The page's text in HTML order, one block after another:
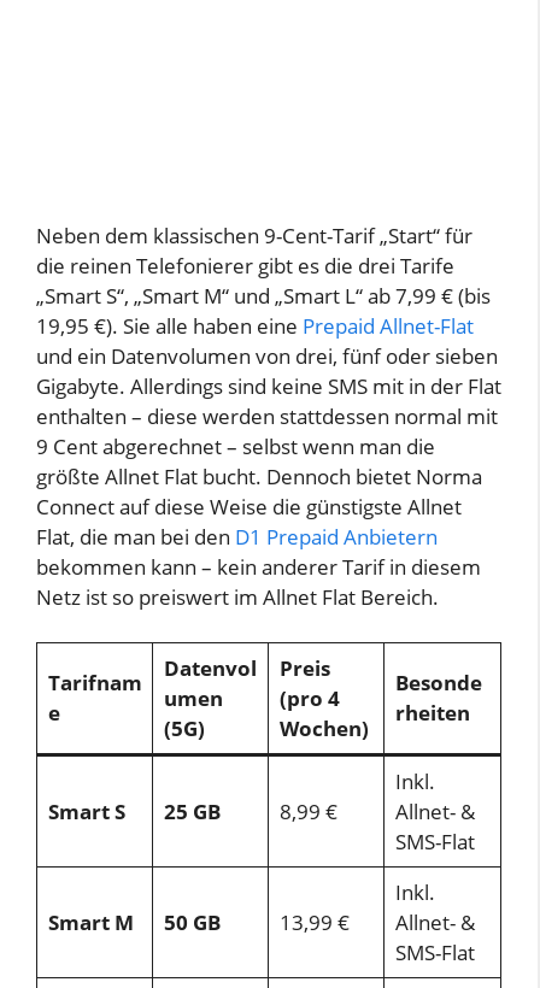
Neben dem klassischen 9-Cent-Tarif „Start“ für
die reinen Telefonierer gibt es die drei Tarife
„Smart S“, „Smart M“ und „Smart L“ ab 7,99 € (bis
19,95 €). Sie alle haben eine Prepaid Allnet-Flat
und ein Datenvolumen von drei, fünf oder sieben
Gigabyte. Allerdings sind keine SMS mit in der Flat
enthalten – diese werden stattdessen normal mit
9 Cent abgerechnet – selbst wenn man die
größte Allnet Flat bucht. Dennoch bietet Norma
Connect auf diese Weise die günstigste Allnet
Flat, die man bei den D1 Prepaid Anbietern
bekommen kann – kein anderer Tarif in diesem
Netz ist so preiswert im Allnet Flat Bereich.
Tarifnam
e
Datenvol
umen
(5G)
Preis
(pro 4
Wochen)
Besonde
rheiten
Smart S 25 GB 8,99 €
Inkl.
Allnet- &
SMS-Flat
Smart M 50 GB 13,99 €
Inkl.
Allnet- &
SMS-Flat